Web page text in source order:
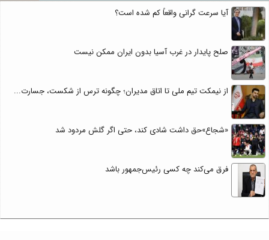
آیا سرعت گرانی واقعاً کم شده است؟
صلح پایدار در غرب آسیا بدون ایران ممکن نیست
از نیمکت تیم ملی تا اتاق مدیران؛ چگونه ترس از شکست، جسارت...
«شجاع»حق داشت شادی کند، حتی اگر گلش مردود شد
فرق می‌کند چه کسی رئیس‌جمهور باشد